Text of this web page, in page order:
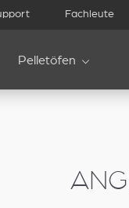
Fachleute
Pelletöfen